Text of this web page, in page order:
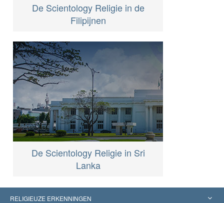
De Scientology Religie in de
Filipijnen
De Scientology Religie in Sri
Lanka
RELIGIEUZE ERKENNINGEN